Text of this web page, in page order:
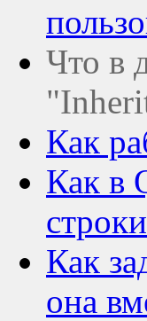
Что в
Как
Как в
Как
она